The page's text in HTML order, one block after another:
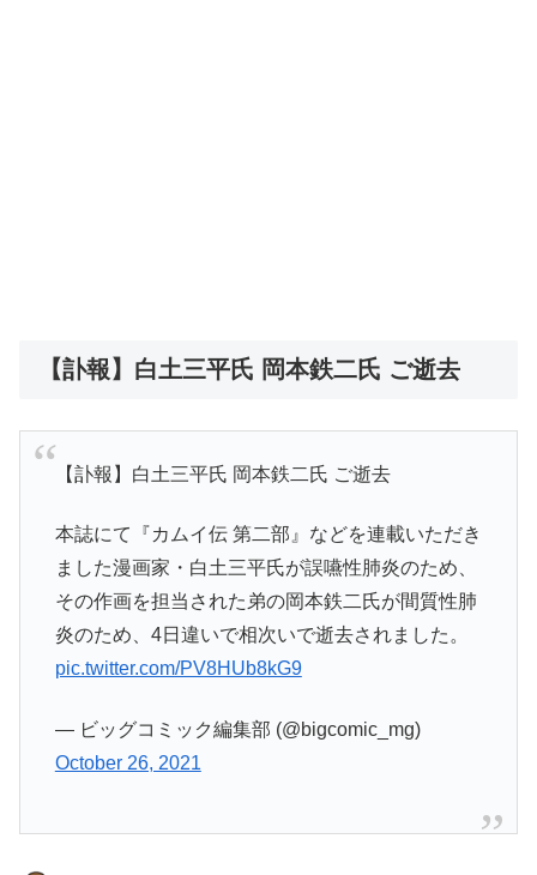
【訃報】白土三平氏 岡本鉄二氏 ご逝去
【訃報】白土三平氏 岡本鉄二氏 ご逝去
本誌にて『カムイ伝 第二部』などを連載いただき
ました漫画家・白土三平氏が誤嚥性肺炎のため、
その作画を担当された弟の岡本鉄二氏が間質性肺
炎のため、4日違いで相次いで逝去されました。
pic.twitter.com/PV8HUb8kG9
— ビッグコミック編集部 (@bigcomic_mg)
October 26, 2021